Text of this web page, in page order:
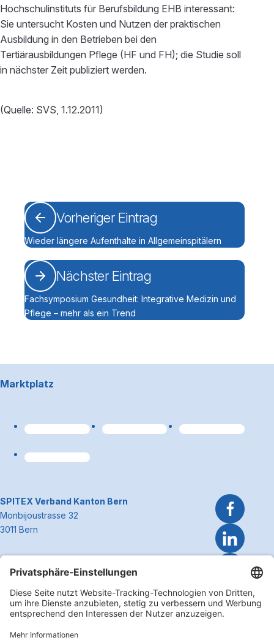
Hochschulinstituts für Berufsbildung EHB interessant:
Sie untersucht Kosten und Nutzen der praktischen
Ausbildung in den Betrieben bei den
Tertiärausbildungen Pflege (HF und FH); die Studie soll
in nächster Zeit publiziert werden.
(Quelle: SVS, 1.12.2011)
Vorheriger Eintrag
Wieder längere Aufenthalte in Allgemeinspitälern
Nächster Eintrag
Fachsymposium Gesundheit: Integrative Medizin und
Pflege – mehr als ein Trend
Marktplatz
~Kontaktinformationen
SPITEX Verband Kanton Bern
Monbijoustrasse 32
3011 Bern
E-Mailinfo@spitexbe.ch
Kontakt